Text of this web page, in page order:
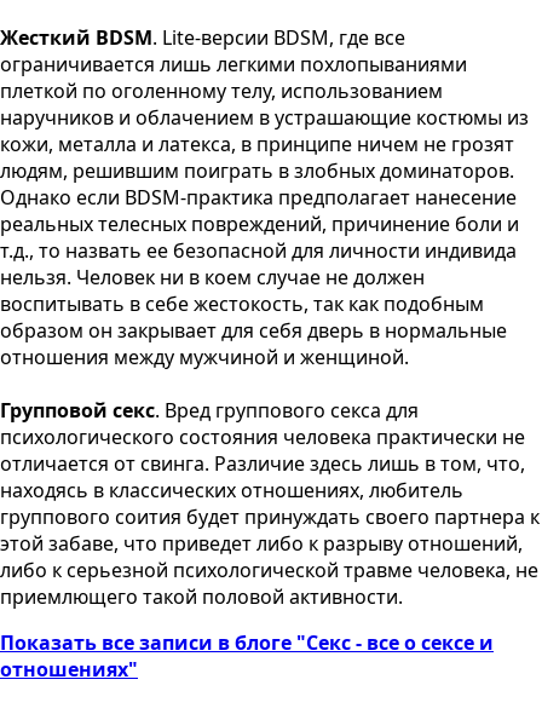
Жесткий BDSM. Lite-версии BDSM, где все
ограничивается лишь легкими похлопываниями
плеткой по оголенному телу, использованием
наручников и облачением в устрашающие костюмы из
кожи, металла и латекса, в принципе ничем не грозят
людям, решившим поиграть в злобных доминаторов.
Однако если BDSM-практика предполагает нанесение
реальных телесных повреждений, причинение боли и
т.д., то назвать ее безопасной для личности индивида
нельзя. Человек ни в коем случае не должен
воспитывать в себе жестокость, так как подобным
образом он закрывает для себя дверь в нормальные
отношения между мужчиной и женщиной.
Групповой секс. Вред группового секса для
психологического состояния человека практически не
отличается от свинга. Различие здесь лишь в том, что,
находясь в классических отношениях, любитель
группового соития будет принуждать своего партнера к
этой забаве, что приведет либо к разрыву отношений,
либо к серьезной психологической травме человека, не
приемлющего такой половой активности.
Показать все записи в блоге "Секс - все о сексе и
отношениях"